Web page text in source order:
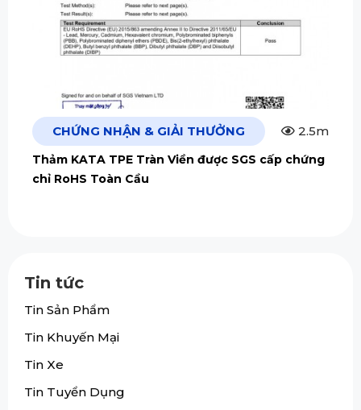
CHỨNG NHẬN & GIẢI THƯỞNG 2.5m
Thảm KATA TPE Tràn Viền được SGS cấp chứng
chỉ RoHS Toàn Cầu
Tin tức
Tin Sản Phẩm
Tin Khuyến Mại
Tin Xe
Tin Tuyển Dụng